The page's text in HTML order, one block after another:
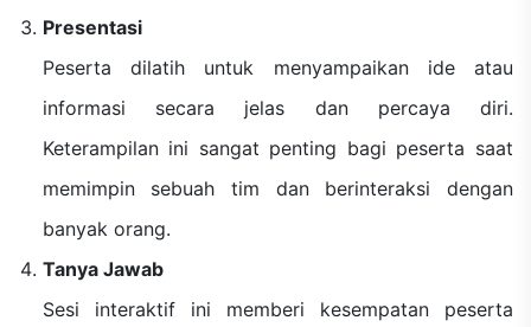
Presentasi
Peserta dilatih untuk menyampaikan ide atau
informasi secara jelas dan percaya diri.
Keterampilan ini sangat penting bagi peserta saat
memimpin sebuah tim dan berinteraksi dengan
banyak orang.
Tanya Jawab
Sesi interaktif ini memberi kesempatan peserta